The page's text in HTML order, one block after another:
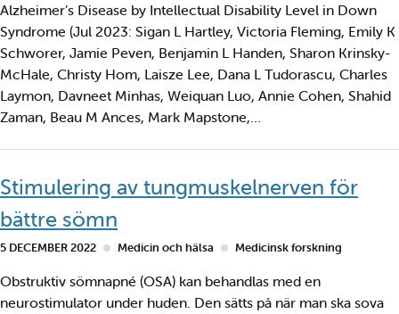
Alzheimer’s Disease by Intellectual Disability Level in Down
Syndrome (Jul 2023: Sigan L Hartley, Victoria Fleming, Emily K
Schworer, Jamie Peven, Benjamin L Handen, Sharon Krinsky-
McHale, Christy Hom, Laisze Lee, Dana L Tudorascu, Charles
Laymon, Davneet Minhas, Weiquan Luo, Annie Cohen, Shahid
Zaman, Beau M Ances, Mark Mapstone,…
Stimulering av tungmuskelnerven för
bättre sömn
5 DECEMBER 2022 Medicin och hälsa Medicinsk forskning
Obstruktiv sömnapné (OSA) kan behandlas med en
neurostimulator under huden. Den sätts på när man ska sova